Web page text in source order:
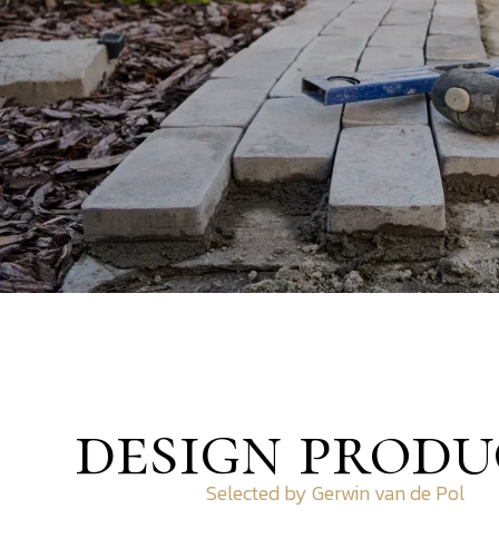
designSelected by Gerwin van de Pol